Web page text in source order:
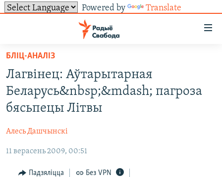
Powered by Translate
ўнівэрсальнага
доступу
Перайсьці
да
галоўнага
зьместу
да
навігацыі
Перайсьці
ПАЛІТЫКА
ЭКАНОМІКА
ВАЙНА
ТОЛЬКІ НА СВАБОДЗЕ
ГІСТОРЫЯ НА СВАБОДЗЕ
ПАДКАСТЫ
КНІГІ
СУВЯЗЬ
ПАДЗЯЛІЦЦА ІНФАРМАЦЫЯЙ
RSS
ПАДКАСТЫ
FACEBOOK
БЛІЦ-АНАЛІЗ
Лагвінец: Аўтарытарная
Беларусь&nbsp;&mdash; пагроза
бясьпецы Літвы
Алесь Дашчынскі
11 верасень 2009, 00:51
Падзяліцца Без VPN